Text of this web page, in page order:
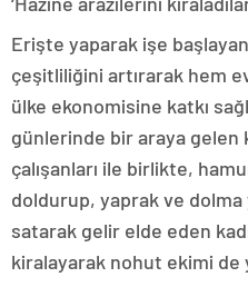
Erişte yaparak işe
çeşitliliğini artırarak hem
ülke ekonomisine katkı
günlerinde bir araya
çalışanları ile birlikte,
doldurup, yaprak ve dolma
satarak gelir elde eden
kiralayarak nohut ekimi de